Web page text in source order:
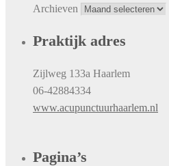
Archieven
Praktijk adres
Zijlweg 133a Haarlem
06-42884334
www.acupunctuurhaarlem.nl
Pagina’s